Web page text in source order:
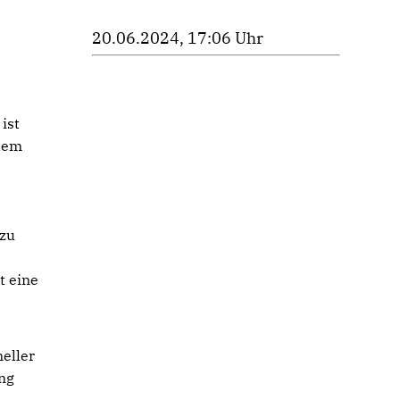
ist
zu
eine
20.06.2024, 17:06 Uhr